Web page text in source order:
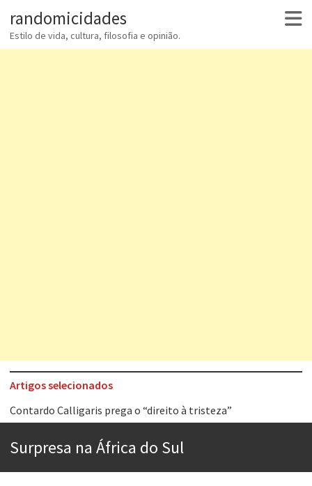
randomicidades
Estilo de vida, cultura, filosofia e opinião.
Artigos selecionados
Contardo Calligaris prega o “direito à tristeza”
Esse tal de Rock Gaúcho
Os causos de Jorge Luis Borges
Surpresa na África do Sul